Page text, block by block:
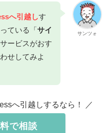
サンツォ
へ引越しす
ている「サイ
ービスがおす
せしてみよ
へ引越しするなら！ ／
で相談